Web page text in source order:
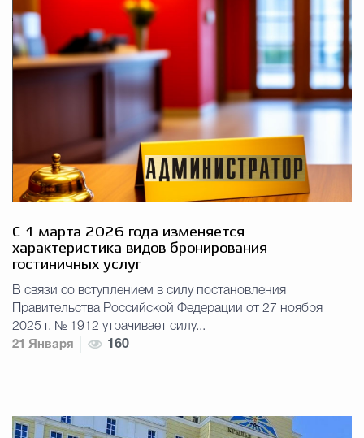
С 1 марта 2026 года изменяется
характеристика видов бронирования
гостиничных услуг
В связи со вступлением в силу постановления
Правительства Российской Федерации от 27 ноября
2025 г. № 1912 утрачивает силу...
21 Января
160